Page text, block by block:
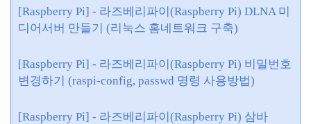
[Raspberry Pi] - 라즈베리파이(Raspberry Pi) DLNA 미
디어서버 만들기 (리눅스 홈네트워크 구축)
[Raspberry Pi] - 라즈베리파이(Raspberry Pi) 비밀번호
변경하기 (raspi-config, passwd 명령 사용방법)
[Raspberry Pi] - 라즈베리파이(Raspberry Pi) 삼바